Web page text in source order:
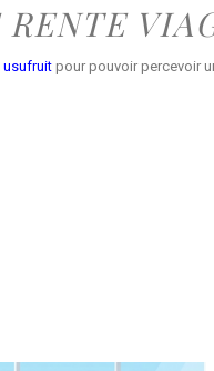
usufruit pour pouvoir percevoir